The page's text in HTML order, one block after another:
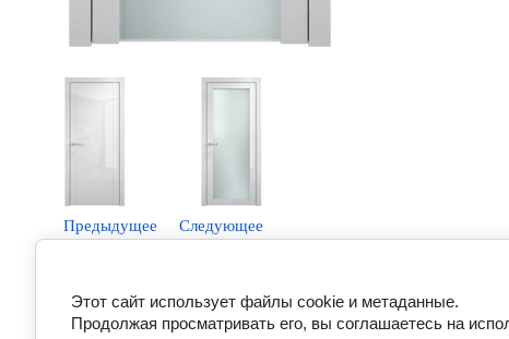
Предыдущее Следующее
Этот сайт использует файлы cookie и метаданные.
Продолжая просматривать его, вы соглашаетесь на